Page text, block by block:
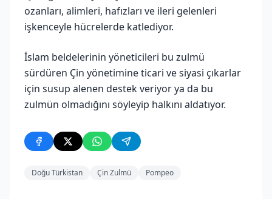
ozanları, alimleri, hafızları ve ileri gelenleri
işkenceyle hücrelerde katlediyor.
İslam beldelerinin yöneticileri bu zulmü
sürdüren Çin yönetimine ticari ve siyasi çıkarlar
için susup alenen destek veriyor ya da bu
zulmün olmadığını söyleyip halkını aldatıyor.
Doğu Türkistan Çin Zulmü Pompeo